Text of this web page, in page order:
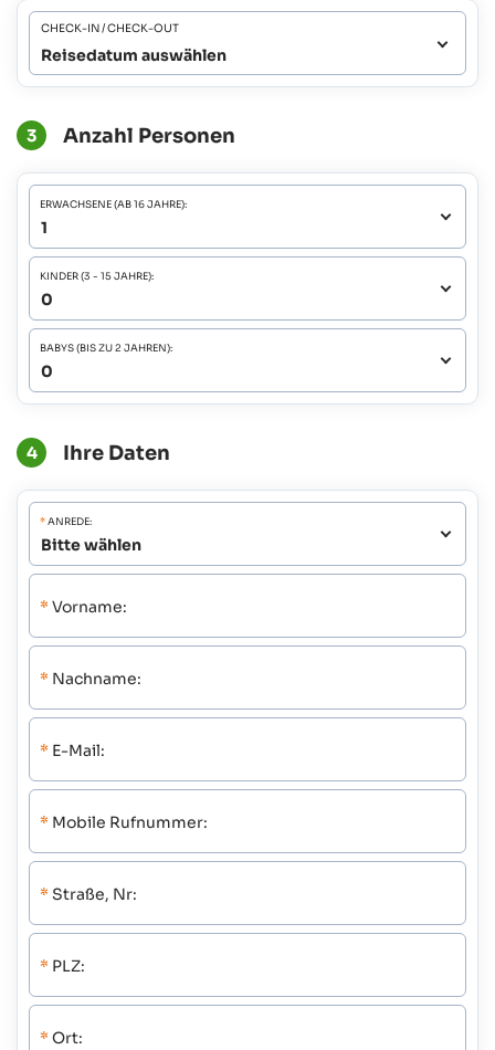
CHECK-IN / CHECK-OUT
Reisedatum auswählen
3 Anzahl Personen
ERWACHSENE (AB 16 JAHRE):
KINDER (3 - 15 JAHRE):
BABYS (BIS ZU 2 JAHREN):
4 Ihre Daten
*ANREDE:
* Vorname:
* Nachname:
* E-Mail:
* Mobile Rufnummer:
* Straße, Nr:
* PLZ:
* Ort: